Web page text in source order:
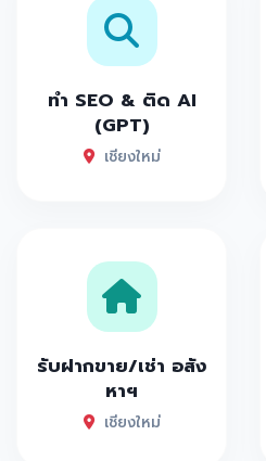
ทำ SEO & ติด AI
(GPT)
เชียงใหม่
รับฝากขาย/เช่า อสัง
หาฯ
เชียงใหม่